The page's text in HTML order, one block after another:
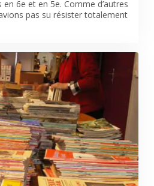
6e et en 5e. Comme d’autres
pas su résister totalement